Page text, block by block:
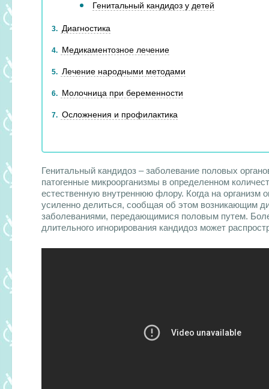
Генитальный кандидоз у детей
3 Диагностика
4 Медикаментозное лечение
5 Лечение народными методами
6 Молочница при беременности
7 Осложнения и профилактика
Генитальный кандидоз – заболевание половых
патогенные микроорганизмы в определенном
естественную внутреннюю флору. Когда на организм
усиленно делиться, сообщая об этом возникающим
заболеваниями, передающимися половым путем.
длительного игнорирования кандидоз может